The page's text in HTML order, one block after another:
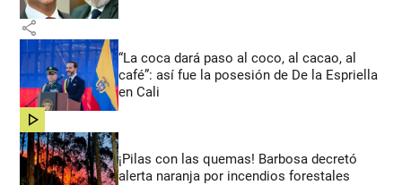
share
“La coca dará paso al coco, al cacao, al
café”: así fue la posesión de De la Espriella
en Cali
share
¡Pilas con las quemas! Barbosa decretó
alerta naranja por incendios forestales